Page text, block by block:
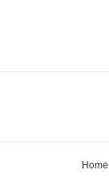
Home